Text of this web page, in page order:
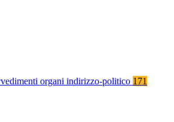
organi indirizzo-politico 171